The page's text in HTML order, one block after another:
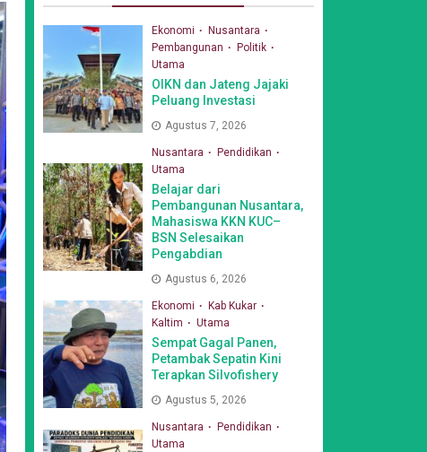
Ekonomi
Nusantara
Pembangunan
Politik
Utama
OIKN dan Jateng Jajaki
Peluang Investasi
Agustus 7, 2026
Nusantara
Pendidikan
Utama
Belajar dari
Pembangunan Nusantara,
Mahasiswa KKN KUC–
BSN Selesaikan
Pengabdian
Agustus 6, 2026
Ekonomi
Kab Kukar
Kaltim
Utama
Sempat Gagal Panen,
Petambak Sepatin Kini
Terapkan Silvofishery
Agustus 5, 2026
Nusantara
Pendidikan
Utama